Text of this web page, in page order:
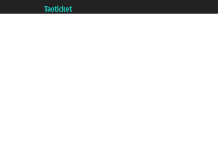
Taoticket